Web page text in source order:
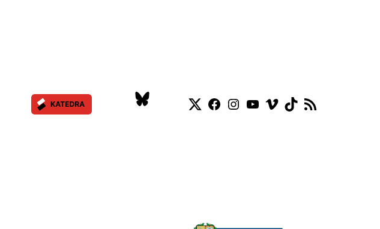
Twitter
Facebook
Instagram
YouTube
Vimeo
TikTok
Feed RSS